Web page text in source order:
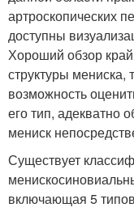
артроскопических
доступны
Хороший обзор
структуры мениска,
возможность
его тип, адекватно
мениск
Существует
включающая 5